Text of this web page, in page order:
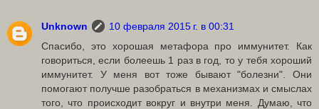
Unknown
10 февраля 2015 г. в 00:31
Спасибо, это хорошая метафора про иммунитет. Как
говориться, если болеешь 1 раз в год, то у тебя хороший
иммунитет. У меня вот тоже бывают "болезни". Они
помогают получше разобраться в механизмах и смыслах
того, что происходит вокруг и внутри меня. Думаю, что